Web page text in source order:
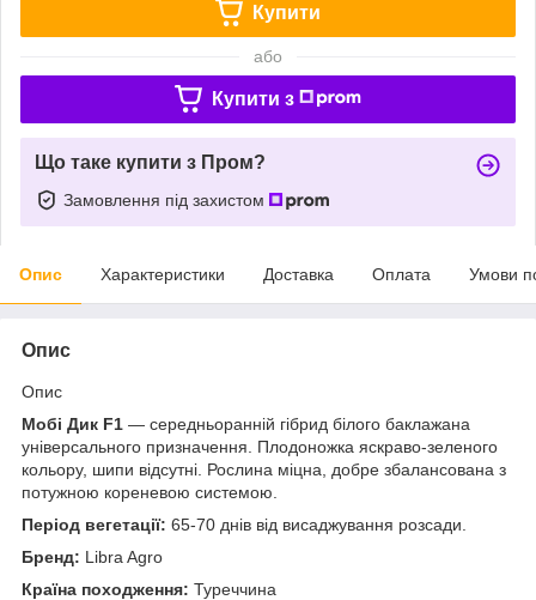
Купити
або
Купити з
Що таке купити з Пром?
Замовлення під захистом
Опис Характеристики Доставка Оплата Умови
Опис
Опис
Мобі Дик F1 — середньоранній гібрид білого баклажана
універсального призначення. Плодоножка яскраво-зеленого
кольору, шипи відсутні. Рослина міцна, добре збалансована з
потужною кореневою системою.
Період вегетації: 65-70 днів від висаджування розсади.
Бренд: Libra Agro
Країна походження: Туреччина